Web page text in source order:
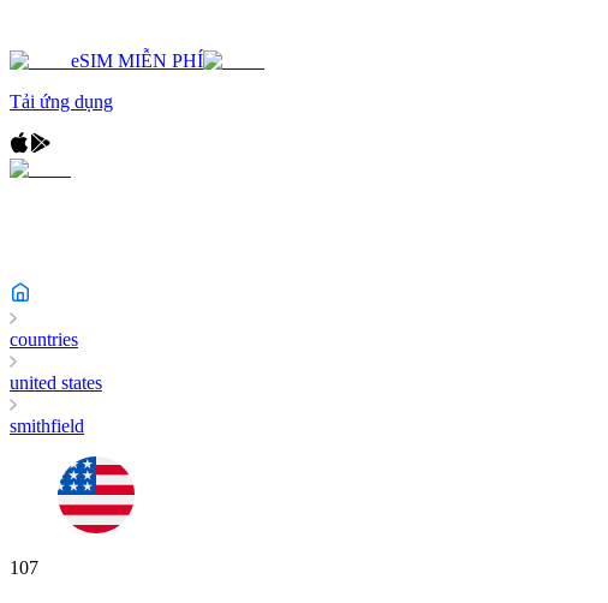
eSIM MIỄN PHÍ
Tải ứng dụng
countries
united states
smithfield
107